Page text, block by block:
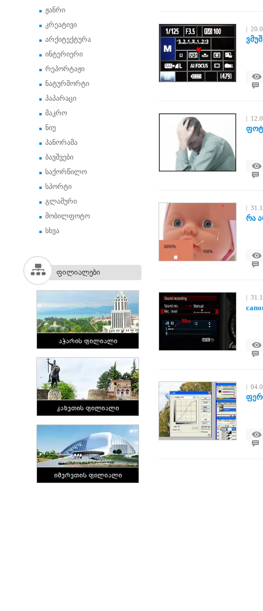
ჟანრი
კრეატივი
არქიტექტურა
ინტერიერი
რეპორტაჟი
ნატურმორტი
პაპარაცი
მაკრო
ნიუ
პანორამა
ბავშვები
საქორწილო
სპორტი
გლამური
მობილფოტო
სხვა
ფილიალები
|
|
|
რა
|
|